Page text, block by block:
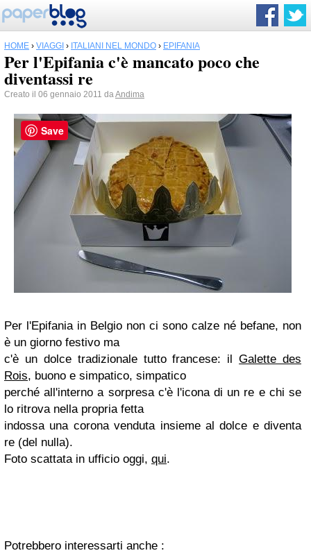
HOME › VIAGGI › ITALIANI NEL MONDO › EPIFANIA
Per l'Epifania c'è mancato poco che
diventassi re
Creato il 06 gennaio 2011 daAndima
Per l'Epifania in Belgio non ci sono calze né befane, non
è un giorno festivo ma
c'è un dolce tradizionale tutto francese: ilGalette des
Rois, buono e simpatico, simpatico
perché all'interno a sorpresa c'è l'icona di un re e chi se
lo ritrova nella propria fetta
indossa una corona venduta insieme al dolce e diventa
re (del nulla).
Foto scattata in ufficio oggi, qui.
Potrebbero interessarti anche :
Save